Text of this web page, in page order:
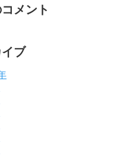
メント
ブ